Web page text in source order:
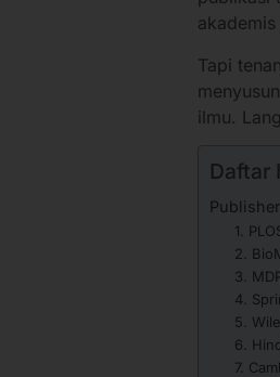
Tapi
ilmu.
Daftar
1.
2.
3.
4.
5.
6.
7.